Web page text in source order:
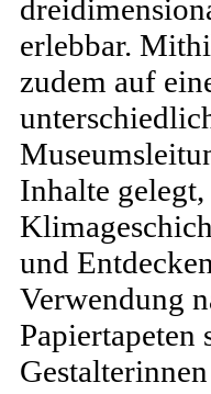
erlebbar.
zudem auf
Inhalte gelegt,
und
Verwendung
Papiertapeten